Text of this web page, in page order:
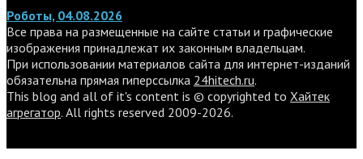
Роботы, 04.08.2026
Все права на размещенные на сайте статьи и графические
изображения принадлежат их законным владельцам.
При использовании материалов сайта для интернет-изданий
обязательна прямая гиперссылка 24hitech.ru.
This blog and all of it's content is © copyrighted to Хайтек
агрегатор. All rights reserved 2009-2026.